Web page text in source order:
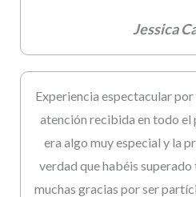
Jessica
Experiencia espectacular
atención recibida en todo el
era algo muy especial y la
verdad que habéis
muchas gracias por ser